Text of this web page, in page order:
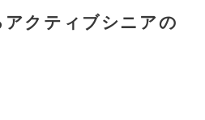
アクティブシニアの